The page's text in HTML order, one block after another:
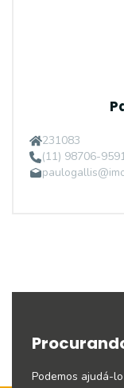
231083
(11) 98706-
Podemos ajudá-